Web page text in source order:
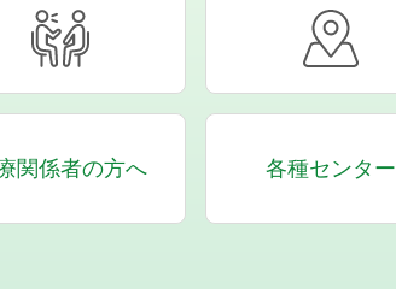
関係者の方へ 各種センター